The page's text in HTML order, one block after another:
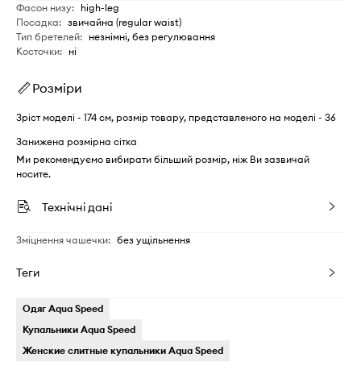
Фасон низу: high-leg
Посадка: звичайна (regular waist)
Тип бретелей: незнімні, без регулювання
Косточки: ні
Розміри
Зріст моделі - 174 см, розмір товару, представленого на моделі - 36
Занижена розмірна сітка
Ми рекомендуємо вибирати більший розмір, ніж Ви зазвичай
носите.
Технічні дані
Зміцнення чашечки: без ущільнення
Теги
Одяг Aqua Speed
Купальники Aqua Speed
Женские слитные купальники Aqua Speed